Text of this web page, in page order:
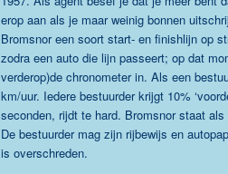
erop aan als je maar weinig bonnen
Bromsnor een soort start- en finishlijn op
zodra een auto die lijn passeert; op dat
verderop)de chronometer in. Als een
km/uur. Iedere bestuurder krijgt 10%
seconden, rijdt te hard. Bromsnor staat
De bestuurder mag zijn rijbewijs en
is overschreden.